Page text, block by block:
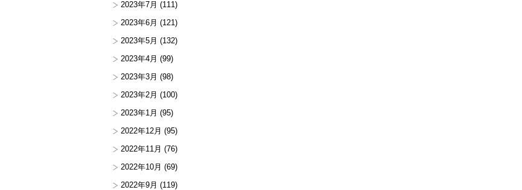
2023年7月 (111)
2023年6月 (121)
2023年5月 (132)
2023年4月 (99)
2023年3月 (98)
2023年2月 (100)
2023年1月 (95)
2022年12月 (95)
2022年11月 (76)
2022年10月 (69)
2022年9月 (119)